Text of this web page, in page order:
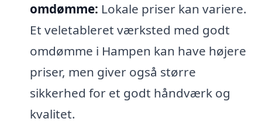
omdømme: Lokale priser kan variere.
Et veletableret værksted med godt
omdømme i Hampen kan have højere
priser, men giver også større
sikkerhed for et godt håndværk og
kvalitet.